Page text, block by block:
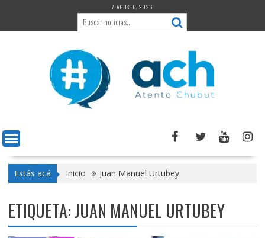
contenido
7 AGOSTO, 2026
Estás acá Inicio Juan Manuel Urtubey
ETIQUETA:JUAN MANUEL URTUBEY